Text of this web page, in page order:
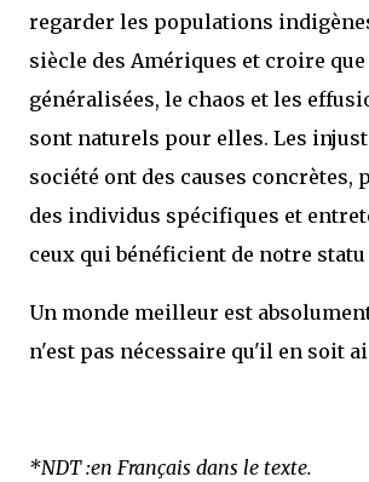
regarder les populations
siècle des Amériques et croire
généralisées, le chaos et les
sont naturels pour elles. Les
société ont des causes concrètes,
des individus spécifiques et
ceux qui bénéficient de notre statu
Un monde meilleur est
n'est pas nécessaire qu'il en soit
*NDT :en Français dans le texte.